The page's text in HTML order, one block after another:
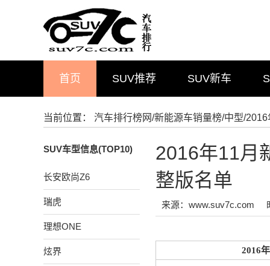
首页 SUV推荐 SUV新车
当前位置： 汽车排行榜网/新能源车销量榜/中型/2016
SUV车型信息(TOP10)
长安欧尚Z6
瑞虎
理想ONE
炫界
2016年11月
整版名单
来源：www.suv7c.com
2016